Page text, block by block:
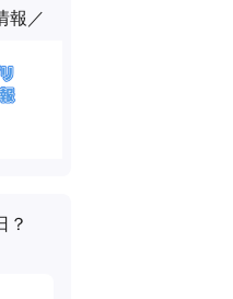
報／
？